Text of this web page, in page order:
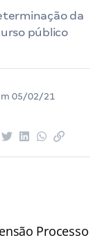
da
público
05/02/21
Processo